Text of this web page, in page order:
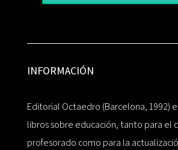
INFORMACIÓN
Editorial Octaedro (Barcelona, 1992)
libros sobre educación, tanto para el
profesorado como para la